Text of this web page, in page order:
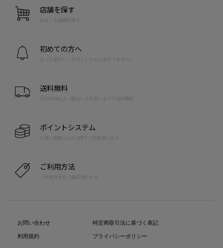
店舗を探す
お近くの店舗を探す
初めての方へ
もっと便利に！たのしむために覚えておきたい
送料無料
10,000円以上（税込）のお買い上げで送料無料
ポイントシステム
お買い物毎に1pt=1円でご利用頂けます
ご利用方法
ご利用方法をご確認頂けます
お問い合わせ
利用規約
特定商取引法に基づく表記
プライバシーポリシー